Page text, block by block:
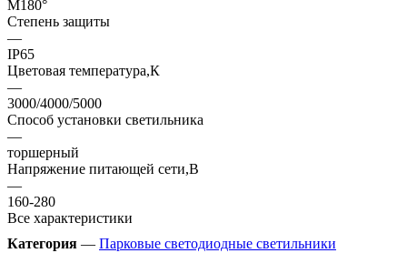
М180°
Степень защиты
—
IP65
Цветовая температура,К
—
3000/4000/5000
Способ установки светильника
—
торшерный
Напряжение питающей сети,В
—
160-280
Все характеристики
Категория — Парковые светодиодные светильники